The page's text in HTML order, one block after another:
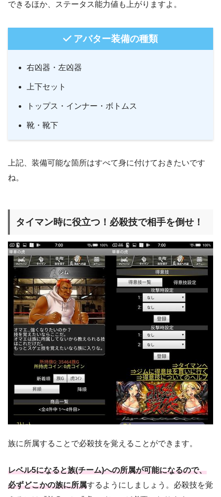
できるほか、ステータス能力値も上がりますよ。
アバター装備の種類
右凶器・左凶器
上下セット
トップス・インナー・ボトムス
靴・靴下
上記、装備可能な箇所はすべて身に付けておきたいです
ね。
タイマン時に役立つ！必殺技で相手を倒せ！
族に所属することで必殺技を覚えることができます。
レベル5になると族(チーム)への所属が可能になるので、
必ずどこかの族に所属するようにしましょう。必殺技を覚